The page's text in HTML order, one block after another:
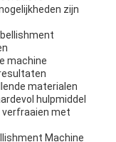
zijn
machine
materialen
hulpmiddel
verfraaien met
Machine